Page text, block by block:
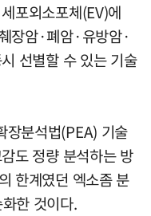
포외소포체(EV)에
장암·폐암·유방암·
선별할 수 있는 기술
장분석법(PEA) 기술
도 정량 분석하는 방
한계였던 엑소좀 분
한 것이다.